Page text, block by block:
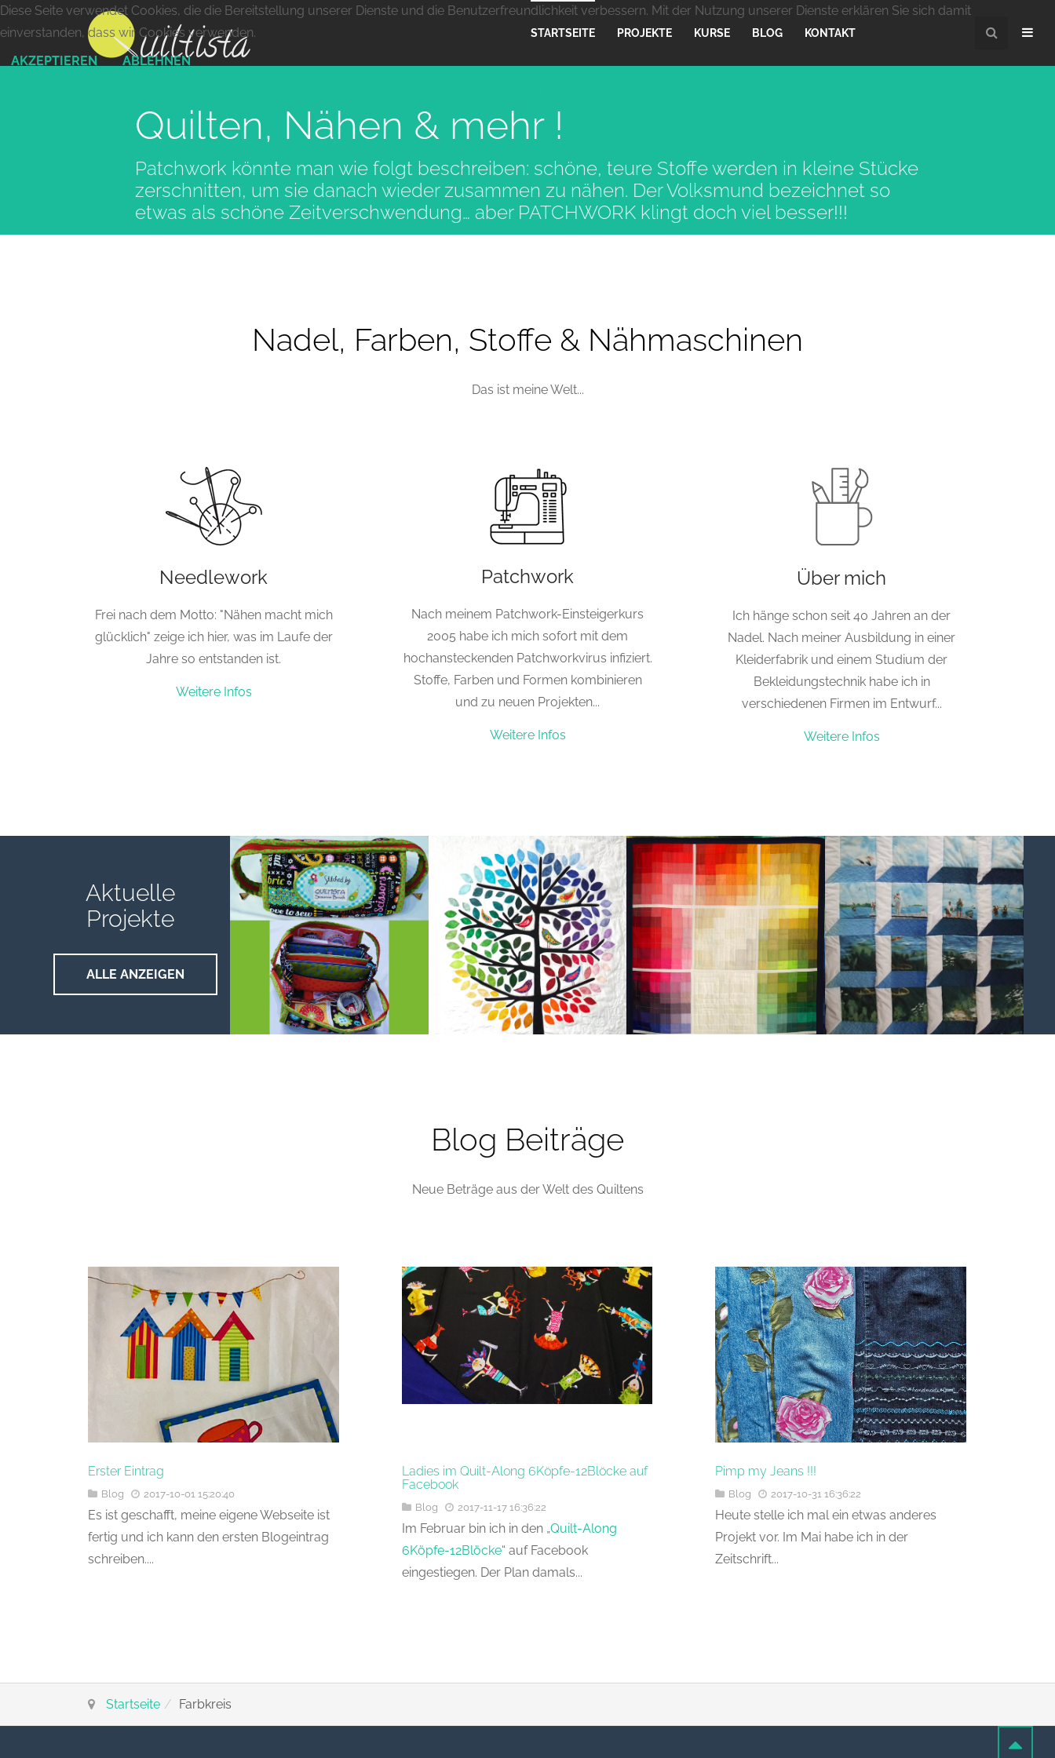
STARTSEITE PROJEKTE KURSE BLOG KONTAKT
Quilten, Nähen & mehr !
Patchwork könnte man wie folgt beschreiben: schöne, teure Stoffe werden in kleine Stücke
zerschnitten, um sie danach wieder zusammen zu nähen. Der Volksmund bezeichnet so
etwas als schöne Zeitverschwendung… aber PATCHWORK klingt doch viel besser!!!
Nadel, Farben, Stoffe & Nähmaschinen
Das ist meine Welt...
Needlework
Frei nach dem Motto: "Nähen macht mich
glücklich" zeige ich hier, was im Laufe der
Jahre so entstanden ist.
Weitere Infos
Patchwork
Nach meinem Patchwork-Einsteigerkurs
2005 habe ich mich sofort mit dem
hochansteckenden Patchworkvirus infiziert.
Stoffe, Farben und Formen kombinieren
und zu neuen Projekten...
Weitere Infos
Über mich
Ich hänge schon seit 40 Jahren an der
Nadel. Nach meiner Ausbildung in einer
Kleiderfabrik und einem Studium der
Bekleidungstechnik habe ich in
verschiedenen Firmen im Entwurf...
Weitere Infos
Aktuelle
Projekte
ALLE ANZEIGEN
Blog Beiträge
Neue Beträge aus der Welt des Quiltens
Erster Eintrag
Blog 2017-10-01 15:20:40
Es ist geschafft, meine eigene Webseite ist
fertig und ich kann den ersten Blogeintrag
schreiben....
Ladies im Quilt-Along 6Köpfe-12Blöcke auf
Facebook
Blog 2017-11-17 16:36:22
Im Februar bin ich in den „Quilt-Along
6Köpfe-12Blöcke“ auf Facebook
eingestiegen. Der Plan damals...
Pimp my Jeans !!!
Blog 2017-10-31 16:36:22
Heute stelle ich mal ein etwas anderes
Projekt vor. Im Mai habe ich in der
Zeitschrift...
Startseite Farbkreis
Diese Seite verwendet Cookies, die die Bereitstellung unserer Dienste und die Benutzerfreundlichkeit verbessern. Mit der Nutzung unserer Dienste erklären Sie sich damit
einverstanden, dass wir Cookies verwenden.
AKZEPTIEREN
ABLEHNEN